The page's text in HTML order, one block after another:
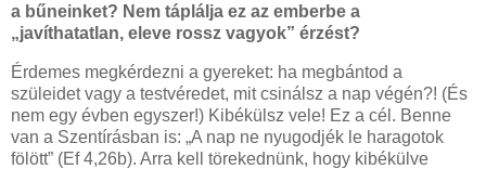
a bűneinket? Nem táplálja ez az emberbe a
„javíthatatlan, eleve rossz vagyok” érzést?
Érdemes megkérdezni a gyereket: ha megbántod a
szüleidet vagy a testvéredet, mit csinálsz a nap végén?! (És
nem egy évben egyszer!) Kibékülsz vele! Ez a cél. Benne
van a Szentírásban is: „A nap ne nyugodjék le haragotok
fölött” (Ef 4,26b). Arra kell törekednünk, hogy kibékülve